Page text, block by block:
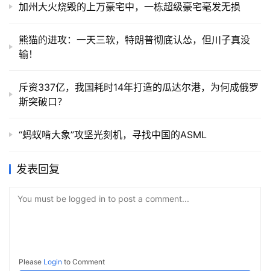
加州大火烧毁的上万豪宅中，一栋超级豪宅毫发无损
熊猫的进攻：一天三软，特朗普彻底认怂，但川子真没
输！
斥资337亿，我国耗时14年打造的瓜达尔港，为何成俄罗
斯突破口？
“蚂蚁啃大象”攻坚光刻机，寻找中国的ASML
发表回复
You must be logged in to post a comment...
Please Login to Comment